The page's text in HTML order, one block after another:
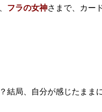
フラの女神さまで、カー
結局、自分が感じたまま